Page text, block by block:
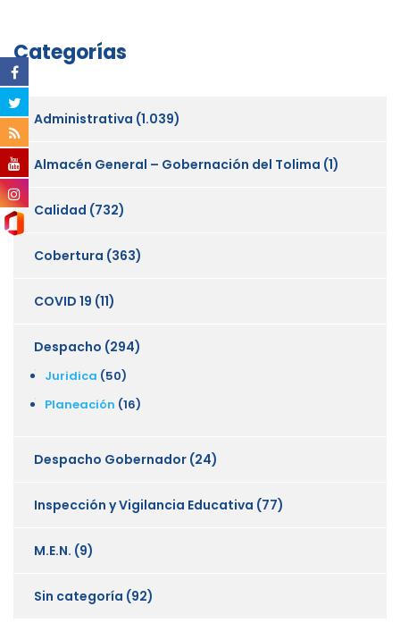
Categorías
Administrativa (1.039)
Almacén General – Gobernación del Tolima (1)
Calidad (732)
Cobertura (363)
COVID 19 (11)
Despacho (294)
Juridica (50)
Planeación (16)
Despacho Gobernador (24)
Inspección y Vigilancia Educativa (77)
M.E.N. (9)
Sin categoría (92)